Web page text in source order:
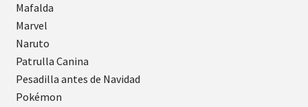
Mafalda
Marvel
Naruto
Patrulla Canina
Pesadilla antes de Navidad
Pokémon